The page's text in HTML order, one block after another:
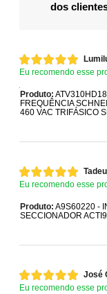
dos
Eu recomendo esse
Produto:
FREQUÊNCIA
460 VAC TRIFÁSICO
Eu recomendo esse
Produto: A9S60220 -
SECCIONADOR
José
Eu recomendo esse